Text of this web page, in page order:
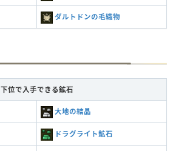
ダルトドンの毛織物
下位で入手できる鉱石
大地の結晶
ドラグライト鉱石